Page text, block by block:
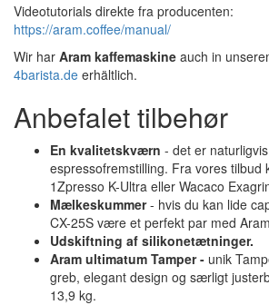
Videotutorials direkte fra producenten:
https://aram.coffee/manual/
Wir har Aram kaffemaskine auch in
4barista.de erhältlich.
Anbefalet tilbehør
En kvalitetskværn - det er
espressofremstilling. Fra vores tilbud
1Zpresso K-Ultra eller Wacaco
Mælkeskummer- hvis du kan lide
CX-25S være et perfekt par med
Udskiftning af silikonetætninger.
Aram ultimatum Tamper - unik
greb, elegant design og særligt
13,9 kg.